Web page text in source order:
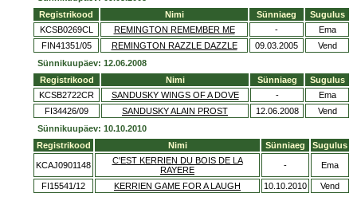
Registrikood
Nimi Sünniaeg
Sugulus
KCSB0269CL
REMINGTON REMEMBER ME -
Ema
FIN41351/05
REMINGTON RAZZLE DAZZLE 09.03.2005
Vend
Sünnikuupäev: 12.06.2008
Registrikood
Nimi Sünniaeg
Sugulus
KCSB2722CR
SANDUSKY WINGS OF A DOVE -
Ema
FI34426/09
SANDUSKY ALAIN PROST 12.06.2008
Vend
Sünnikuupäev: 10.10.2010
Registrikood
Nimi Sünniaeg Sugulus
KCAJ0901148
C'EST KERRIEN DU BOIS DE LA
RAYERE
- Ema
FI15541/12 KERRIEN GAME FOR A LAUGH 10.10.2010 Vend